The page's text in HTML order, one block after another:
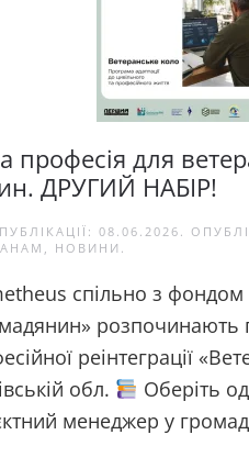
професія для
ДРУГИЙ НАБІР!
08.06.2026 .
, НОВИНИ .
спільно з фондом
розпочинають
реінтеграції
обл.
Оберіть
менеджер у